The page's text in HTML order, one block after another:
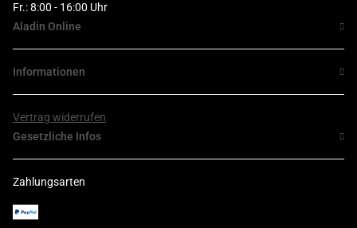
Fr.: 8:00 - 16:00 Uhr
Aladin Online
Informationen
Vertrag widerrufen
Gesetzliche Infos
Zahlungsarten